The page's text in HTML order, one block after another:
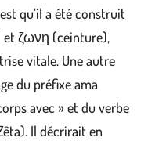
qu’il a été construit
ζωνη (ceinture),
vitale. Une autre
du préfixe ama
avec » et du verbe
Il décrirait en